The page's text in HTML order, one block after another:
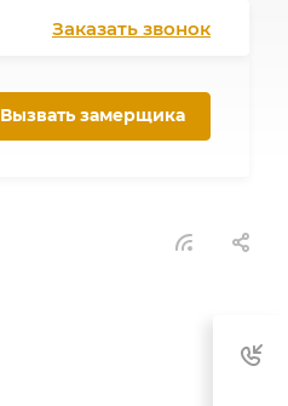
Заказать звонок
Вызвать замерщика